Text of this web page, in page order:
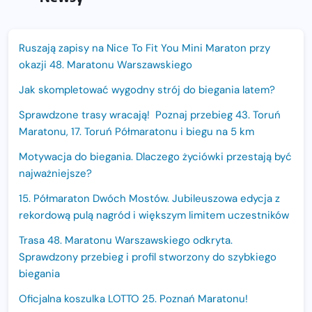
Ruszają zapisy na Nice To Fit You Mini Maraton przy
okazji 48. Maratonu Warszawskiego
Jak skompletować wygodny strój do biegania latem?
Sprawdzone trasy wracają! Poznaj przebieg 43. Toruń
Maratonu, 17. Toruń Półmaratonu i biegu na 5 km
Motywacja do biegania. Dlaczego życiówki przestają być
najważniejsze?
15. Półmaraton Dwóch Mostów. Jubileuszowa edycja z
rekordową pulą nagród i większym limitem uczestników
Trasa 48. Maratonu Warszawskiego odkryta.
Sprawdzony przebieg i profil stworzony do szybkiego
biegania
Oficjalna koszulka LOTTO 25. Poznań Maratonu!